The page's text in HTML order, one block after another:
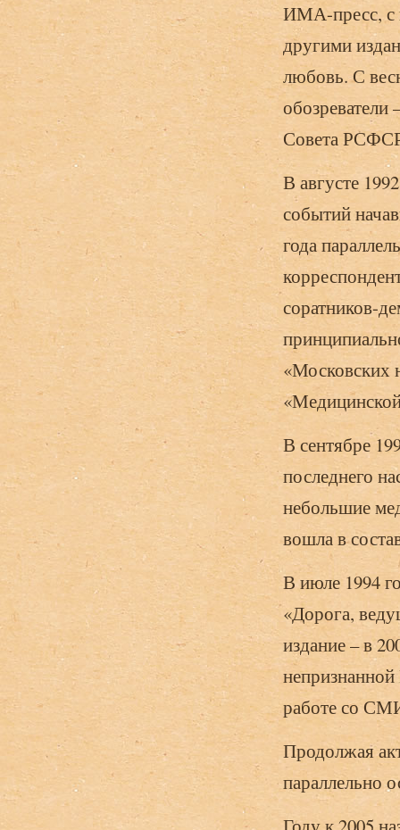
ИМА-пресс, с
другими
любовь. С
обозреватели
Совета
В августе
событий
года
соратников-
«Московских
В сентябре
последнего
небольшие
вошла в
В июле 1994
«Дорога,
издание – в
работе со
Продолжая
параллельно